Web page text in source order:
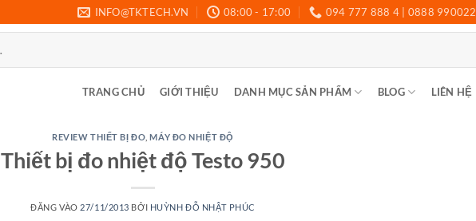
INFO@TKTECH.VN 08:00 - 17:00 094 777 888 4 | 0888 990022
TRANG CHỦ GIỚI THIỆU DANH MỤC SẢN PHẨM BLOG LIÊN HỆ
REVIEW THIẾT BỊ ĐO ,MÁY ĐO NHIỆT ĐỘ
Thiết bị đo nhiệt độ Testo 950
ĐĂNG VÀO 27/11/2013 BỞI HUỲNH ĐỖ NHẬT PHÚC